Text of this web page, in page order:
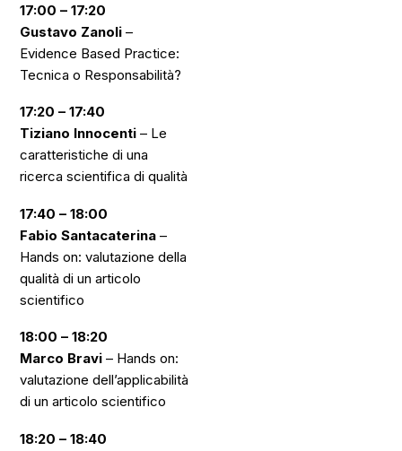
17:00 – 17:20
Gustavo Zanoli –
Evidence Based Practice:
Tecnica o Responsabilità?
17:20 – 17:40
Tiziano Innocenti – Le
caratteristiche di una
ricerca scientifica di qualità
17:40 – 18:00
Fabio Santacaterina –
Hands on: valutazione della
qualità di un articolo
scientifico
18:00 – 18:20
Marco Bravi – Hands on:
valutazione dell’applicabilità
di un articolo scientifico
18:20 – 18:40